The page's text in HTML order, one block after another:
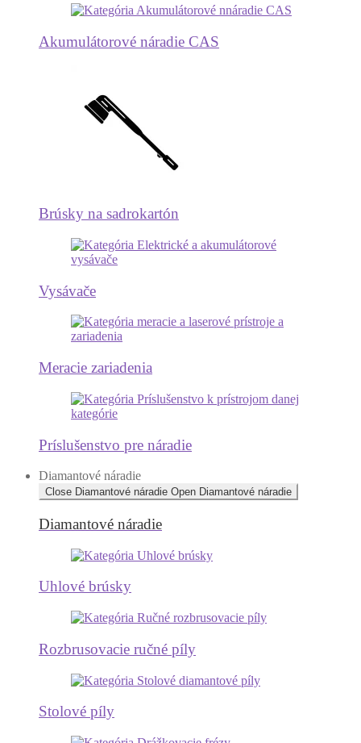
Akumulátorové náradie CAS
Brúsky na sadrokartón
Vysávače
Meracie zariadenia
Príslušenstvo pre náradie
Diamantové náradie
Close Diamantové náradie Open Diamantové náradie
Diamantové náradie
Uhlové brúsky
Rozbrusovacie ručné píly
Stolové píly